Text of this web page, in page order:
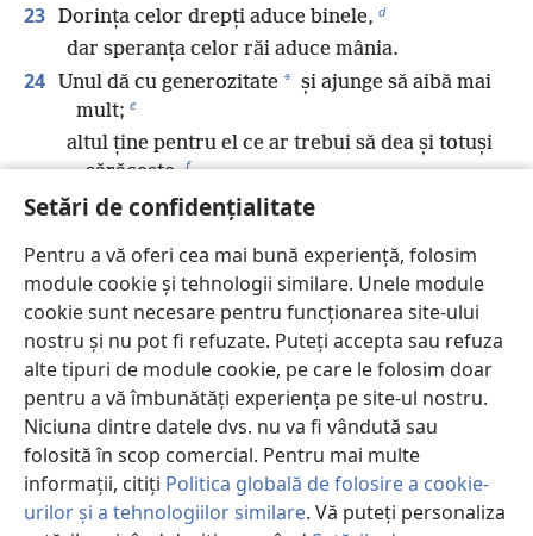
Setări de confidențialitate
Pentru a vă oferi cea mai bună experiență, folosim
module cookie și tehnologii similare. Unele module
cookie sunt necesare pentru funcționarea site-ului
nostru și nu pot fi refuzate. Puteți accepta sau refuza
alte tipuri de module cookie, pe care le folosim doar
pentru a vă îmbunătăți experiența pe site-ul nostru.
Niciuna dintre datele dvs. nu va fi vândută sau
folosită în scop comercial. Pentru mai multe
informații, citiți Politica globală de folosire a cookie-
urilor și a tehnologiilor similare. Vă puteți personaliza
23 Dorința celor drepți aduce binele, d
dar speranța celor răi aduce mânia.
24 Unul dă cu generozitate * și ajunge să aibă mai
mult; e
altul ține pentru el ce ar trebui să dea și totuși
sărăcește. f
25 Omul * generos va prospera
înviorat. h
26 Poporul îl blestemă pe cel ce reține cerealele,
dar îl binecuvântează pe cel ce le vinde.
27 Cine caută stăruitor să facă binele caută
bunăvoință,
dar cine caută să facă răul, de rău va avea
parte.
28 Cine se încrede în bogățiile lui va cădea, k
dar cei drepți vor înverzi ca frunzișul. l